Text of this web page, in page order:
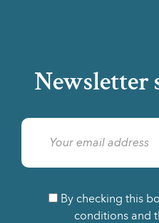
Newsletter
By checking this
conditions and